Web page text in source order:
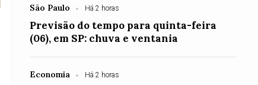
São Paulo Há 2 horas
Previsão do tempo para quinta-feira
(06), em SP: chuva e ventania
Economia Há 2 horas